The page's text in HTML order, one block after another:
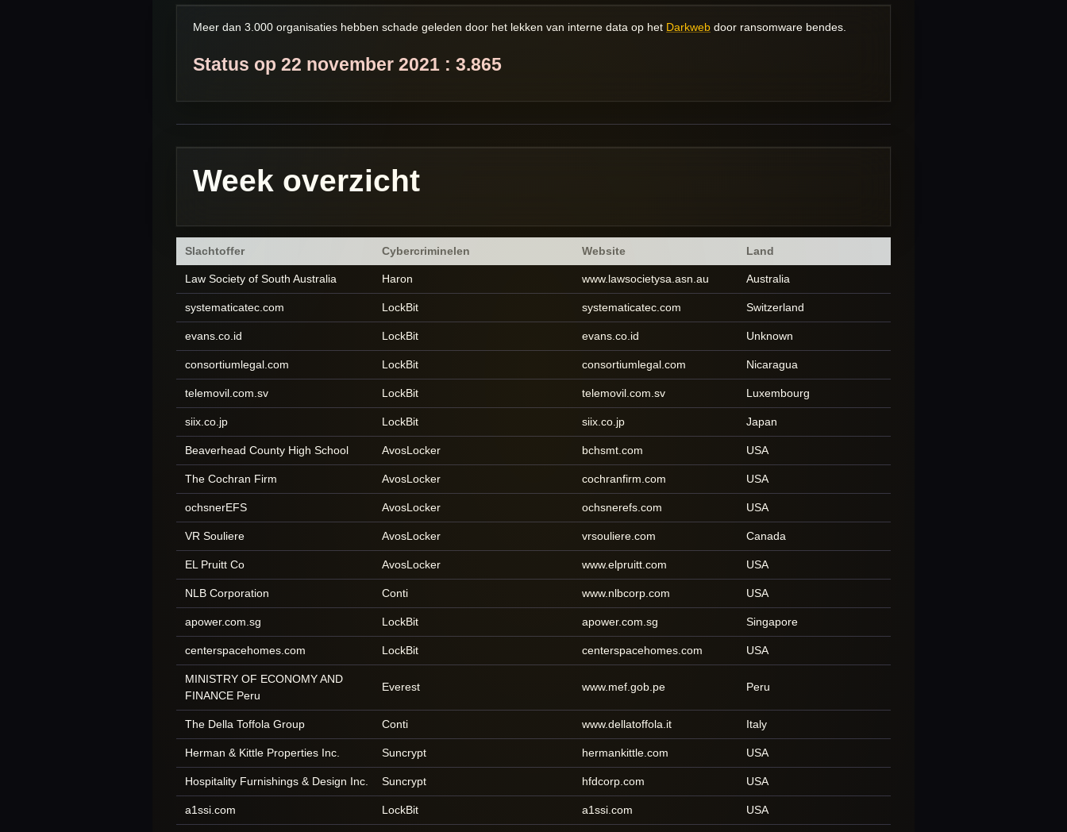
Meer dan 3.000 organisaties hebben schade geleden door het lekken van interne data op het Darkweb door ransomware bendes.
Status op 22 november 2021 : 3.865
Week overzicht
Slachtoffer Cybercriminelen Website Land
Law Society of South Australia Haron www.lawsocietysa.asn.au Australia
systematicatec.com LockBit systematicatec.com Switzerland
evans.co.id LockBit evans.co.id Unknown
consortiumlegal.com LockBit consortiumlegal.com Nicaragua
telemovil.com.sv LockBit telemovil.com.sv Luxembourg
siix.co.jp LockBit siix.co.jp Japan
Beaverhead County High School AvosLocker bchsmt.com USA
The Cochran Firm AvosLocker cochranfirm.com USA
ochsnerEFS AvosLocker ochsnerefs.com USA
VR Souliere AvosLocker vrsouliere.com Canada
EL Pruitt Co AvosLocker www.elpruitt.com USA
NLB Corporation Conti www.nlbcorp.com USA
apower.com.sg LockBit apower.com.sg Singapore
centerspacehomes.com LockBit centerspacehomes.com USA
MINISTRY OF ECONOMY AND
FINANCE Peru
Everest www.mef.gob.pe Peru
The Della Toffola Group Conti www.dellatoffola.it Italy
Herman & Kittle Properties Inc. Suncrypt hermankittle.com USA
Hospitality Furnishings & Design Inc. Suncrypt hfdcorp.com USA
a1ssi.com LockBit a1ssi.com USA